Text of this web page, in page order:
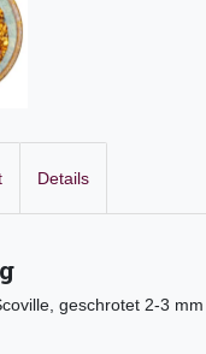
Details
geschrotet 2-3